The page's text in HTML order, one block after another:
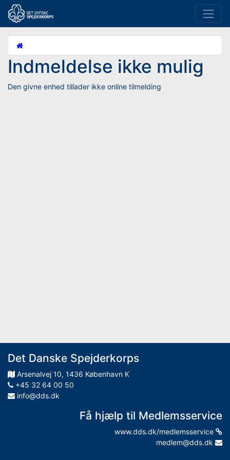
Indmeldelse ikke mulig
Den givne enhed tillader ikke online tilmelding
Det Danske Spejderkorps
Arsenalvej 10, 1436 København K
+45 32 64 00 50
info@dds.dk
Få hjælp til Medlemsservice
www.dds.dk/medlemsservice
medlem@dds.dk